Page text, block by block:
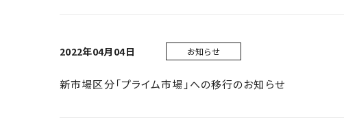
2022年04月04日 お知らせ
新市場区分「プライム市場」への移行のお知らせ